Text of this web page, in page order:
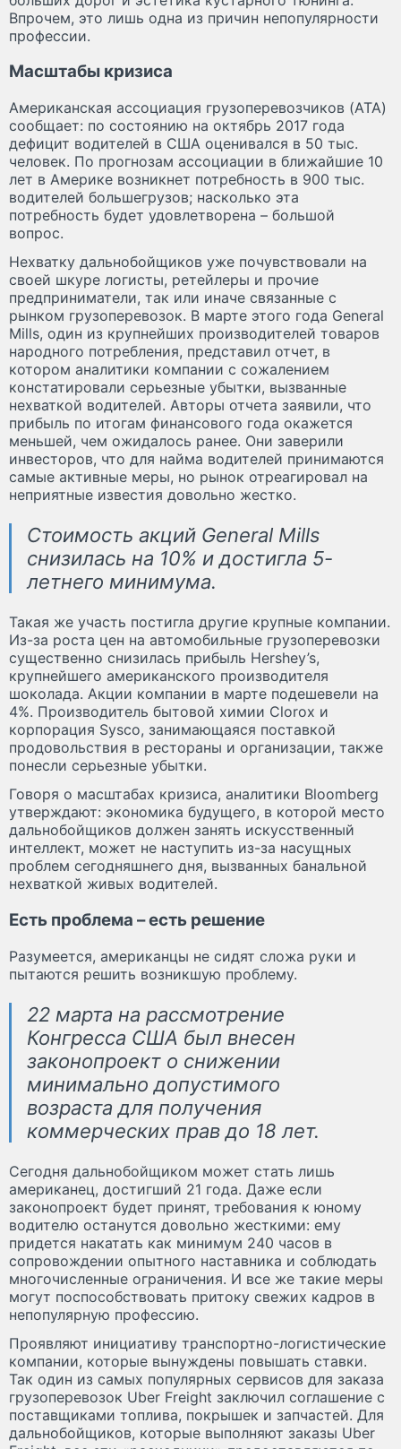
Впрочем, это лишь одна из причин непопулярности
профессии.
Масштабы кризиса
Американская ассоциация грузоперевозчиков (ATA)
сообщает: по состоянию на октябрь 2017 года
дефицит водителей в США оценивался в 50 тыс.
человек. По прогнозам ассоциации в ближайшие 10
лет в Америке возникнет потребность в 900 тыс.
водителей большегрузов; насколько эта
потребность будет удовлетворена – большой
вопрос.
Нехватку дальнобойщиков уже почувствовали на
своей шкуре логисты, ретейлеры и прочие
предприниматели, так или иначе связанные с
рынком грузоперевозок. В марте этого года General
Mills, один из крупнейших производителей товаров
народного потребления, представил отчет, в
котором аналитики компании с сожалением
констатировали серьезные убытки, вызванные
нехваткой водителей. Авторы отчета заявили, что
прибыль по итогам финансового года окажется
меньшей, чем ожидалось ранее. Они заверили
инвесторов, что для найма водителей принимаются
самые активные меры, но рынок отреагировал на
неприятные известия довольно жестко.
Стоимость акций General Mills
снизилась на 10% и достигла 5-
летнего минимума.
Такая же участь постигла другие крупные компании.
Из-за роста цен на автомобильные грузоперевозки
существенно снизилась прибыль Hershey’s,
крупнейшего американского производителя
шоколада. Акции компании в марте подешевели на
4%. Производитель бытовой химии Clorox и
корпорация Sysco, занимающаяся поставкой
продовольствия в рестораны и организации, также
понесли серьезные убытки.
Говоря о масштабах кризиса, аналитики Bloomberg
утверждают: экономика будущего, в которой место
дальнобойщиков должен занять искусственный
интеллект, может не наступить из-за насущных
проблем сегодняшнего дня, вызванных банальной
нехваткой живых водителей.
Есть проблема – есть решение
Разумеется, американцы не сидят сложа руки и
пытаются решить возникшую проблему.
22 марта на рассмотрение
Конгресса США был внесен
законопроект о снижении
минимально допустимого
возраста для получения
коммерческих прав до 18 лет.
Сегодня дальнобойщиком может стать лишь
американец, достигший 21 года. Даже если
законопроект будет принят, требования к юному
водителю останутся довольно жесткими: ему
придется накатать как минимум 240 часов в
сопровождении опытного наставника и соблюдать
многочисленные ограничения. И все же такие меры
могут поспособствовать притоку свежих кадров в
непопулярную профессию.
Проявляют инициативу транспортно-логистические
компании, которые вынуждены повышать ставки.
Так один из самых популярных сервисов для заказа
грузоперевозок Uber Freight заключил соглашение с
поставщиками топлива, покрышек и запчастей. Для
дальнобойщиков, которые выполняют заказы Uber